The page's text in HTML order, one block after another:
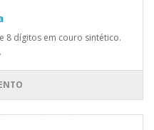
8 dígitos em couro sintético.